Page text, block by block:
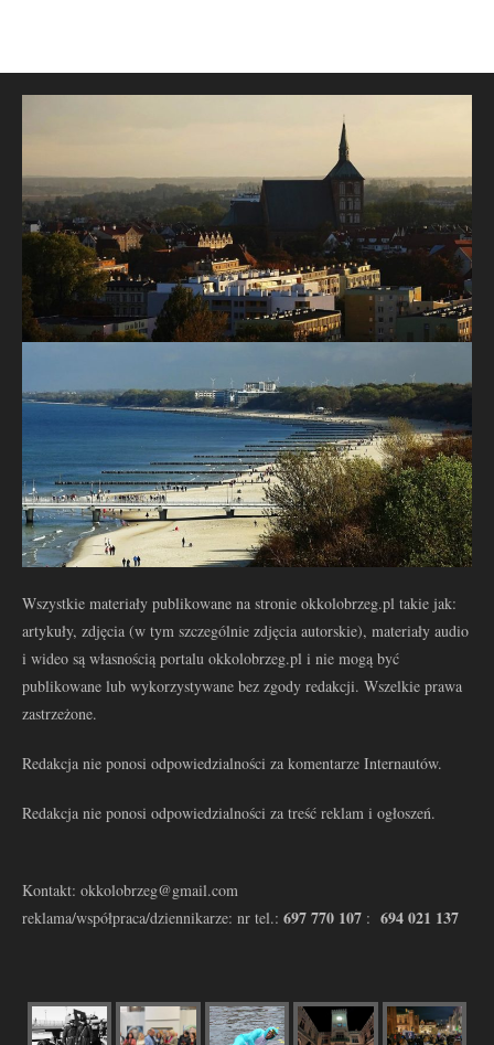
Wszystkie materiały publikowane na stronie okkolobrzeg.pl takie jak:
artykuły, zdjęcia (w tym szczególnie zdjęcia autorskie), materiały audio
i wideo są własnością portalu okkolobrzeg.pl i nie mogą być
publikowane lub wykorzystywane bez zgody redakcji. Wszelkie prawa
zastrzeżone.
Redakcja nie ponosi odpowiedzialności za komentarze Internautów.
Redakcja nie ponosi odpowiedzialności za treść reklam i ogłoszeń.
Kontakt: okkolobrzeg@gmail.com
reklama/współpraca/dziennikarze: nr tel.: 697 770 107 : 694 021 137